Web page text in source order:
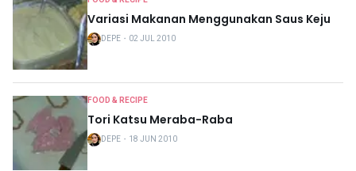
Variasi Makanan Menggunakan Saus Keju
DEPE ・ 02 JUL 2010
FOOD & RECIPE
Tori Katsu Meraba-Raba
DEPE ・ 18 JUN 2010